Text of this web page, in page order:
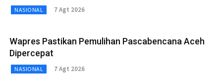
NASIONAL 7 Agt 2026
Wapres Pastikan Pemulihan Pascabencana Aceh
Dipercepat
NASIONAL 7 Agt 2026